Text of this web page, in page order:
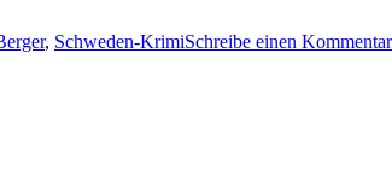
, Schweden-KrimiSchreibe einen Kommentar